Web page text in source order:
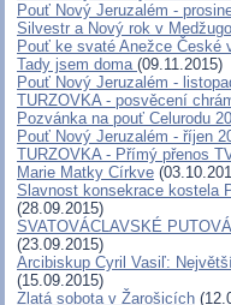
Pouť Nový Jeruzalém -
Silvestr a Nový rok v
Pouť ke svaté Anežce České
Tady jsem doma (09.11.2015)
Pouť Nový Jeruzalém -
TURZOVKA - posvěcení
Pozvánka na pouť Celurodu
Pouť Nový Jeruzalém - říjen
TURZOVKA - Přímý přenos
Marie Matky Církve
Slavnost konsekrace kostela
(28.09.2015)
SVATOVÁCLAVSKÉ
(23.09.2015)
Arcibiskup Cyril Vasiľ:
(15.09.2015)
Zlatá sobota v Žarošicích